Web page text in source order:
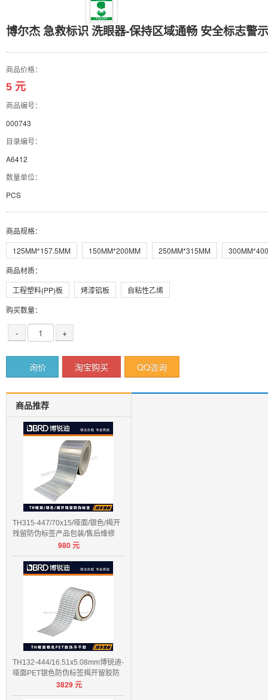
博尔杰 急救标识 洗眼器-保持区域通畅 安全标志警
商品价格：
5 元
商品编号：
000743
目录编号：
A6412
数量单位：
PCS
商品规格：
125MM*157.5MM
150MM*200MM 250MM*315MM
商品材质：
工程塑料(PP)板
烤漆铝板
自粘性乙烯
购买数量：
- +
询价 淘宝购买 QQ咨询
商品推荐
TH315-447/70x15/哑面/银色/揭开
残留防伪标签产品包装/售后维修
980元
TH132-444/16.51x5.08mm博锐迪-
哑面PET银色防伪标签揭开留胶防
3829元